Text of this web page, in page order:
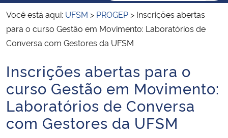
Ministério das Relações Exteriores
Ministério da Economia
Ministério da Infraestrutura
Ministério da Agricultura, Pecuária e Abastecimento
Ministério da Educação
Você está aqui: UFSM > PROGEP > Inscrições abertas
para o curso Gestão em Movimento: Laboratórios de
Conversa com Gestores da UFSM
Início do conteúdo
Inscrições abertas para o
curso Gestão em Movimento:
Laboratórios de Conversa
com Gestores da UFSM